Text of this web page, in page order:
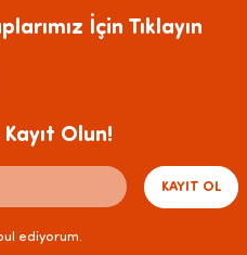
İçin Tıklayın
Olun!
KAYIT OL
ediyorum.